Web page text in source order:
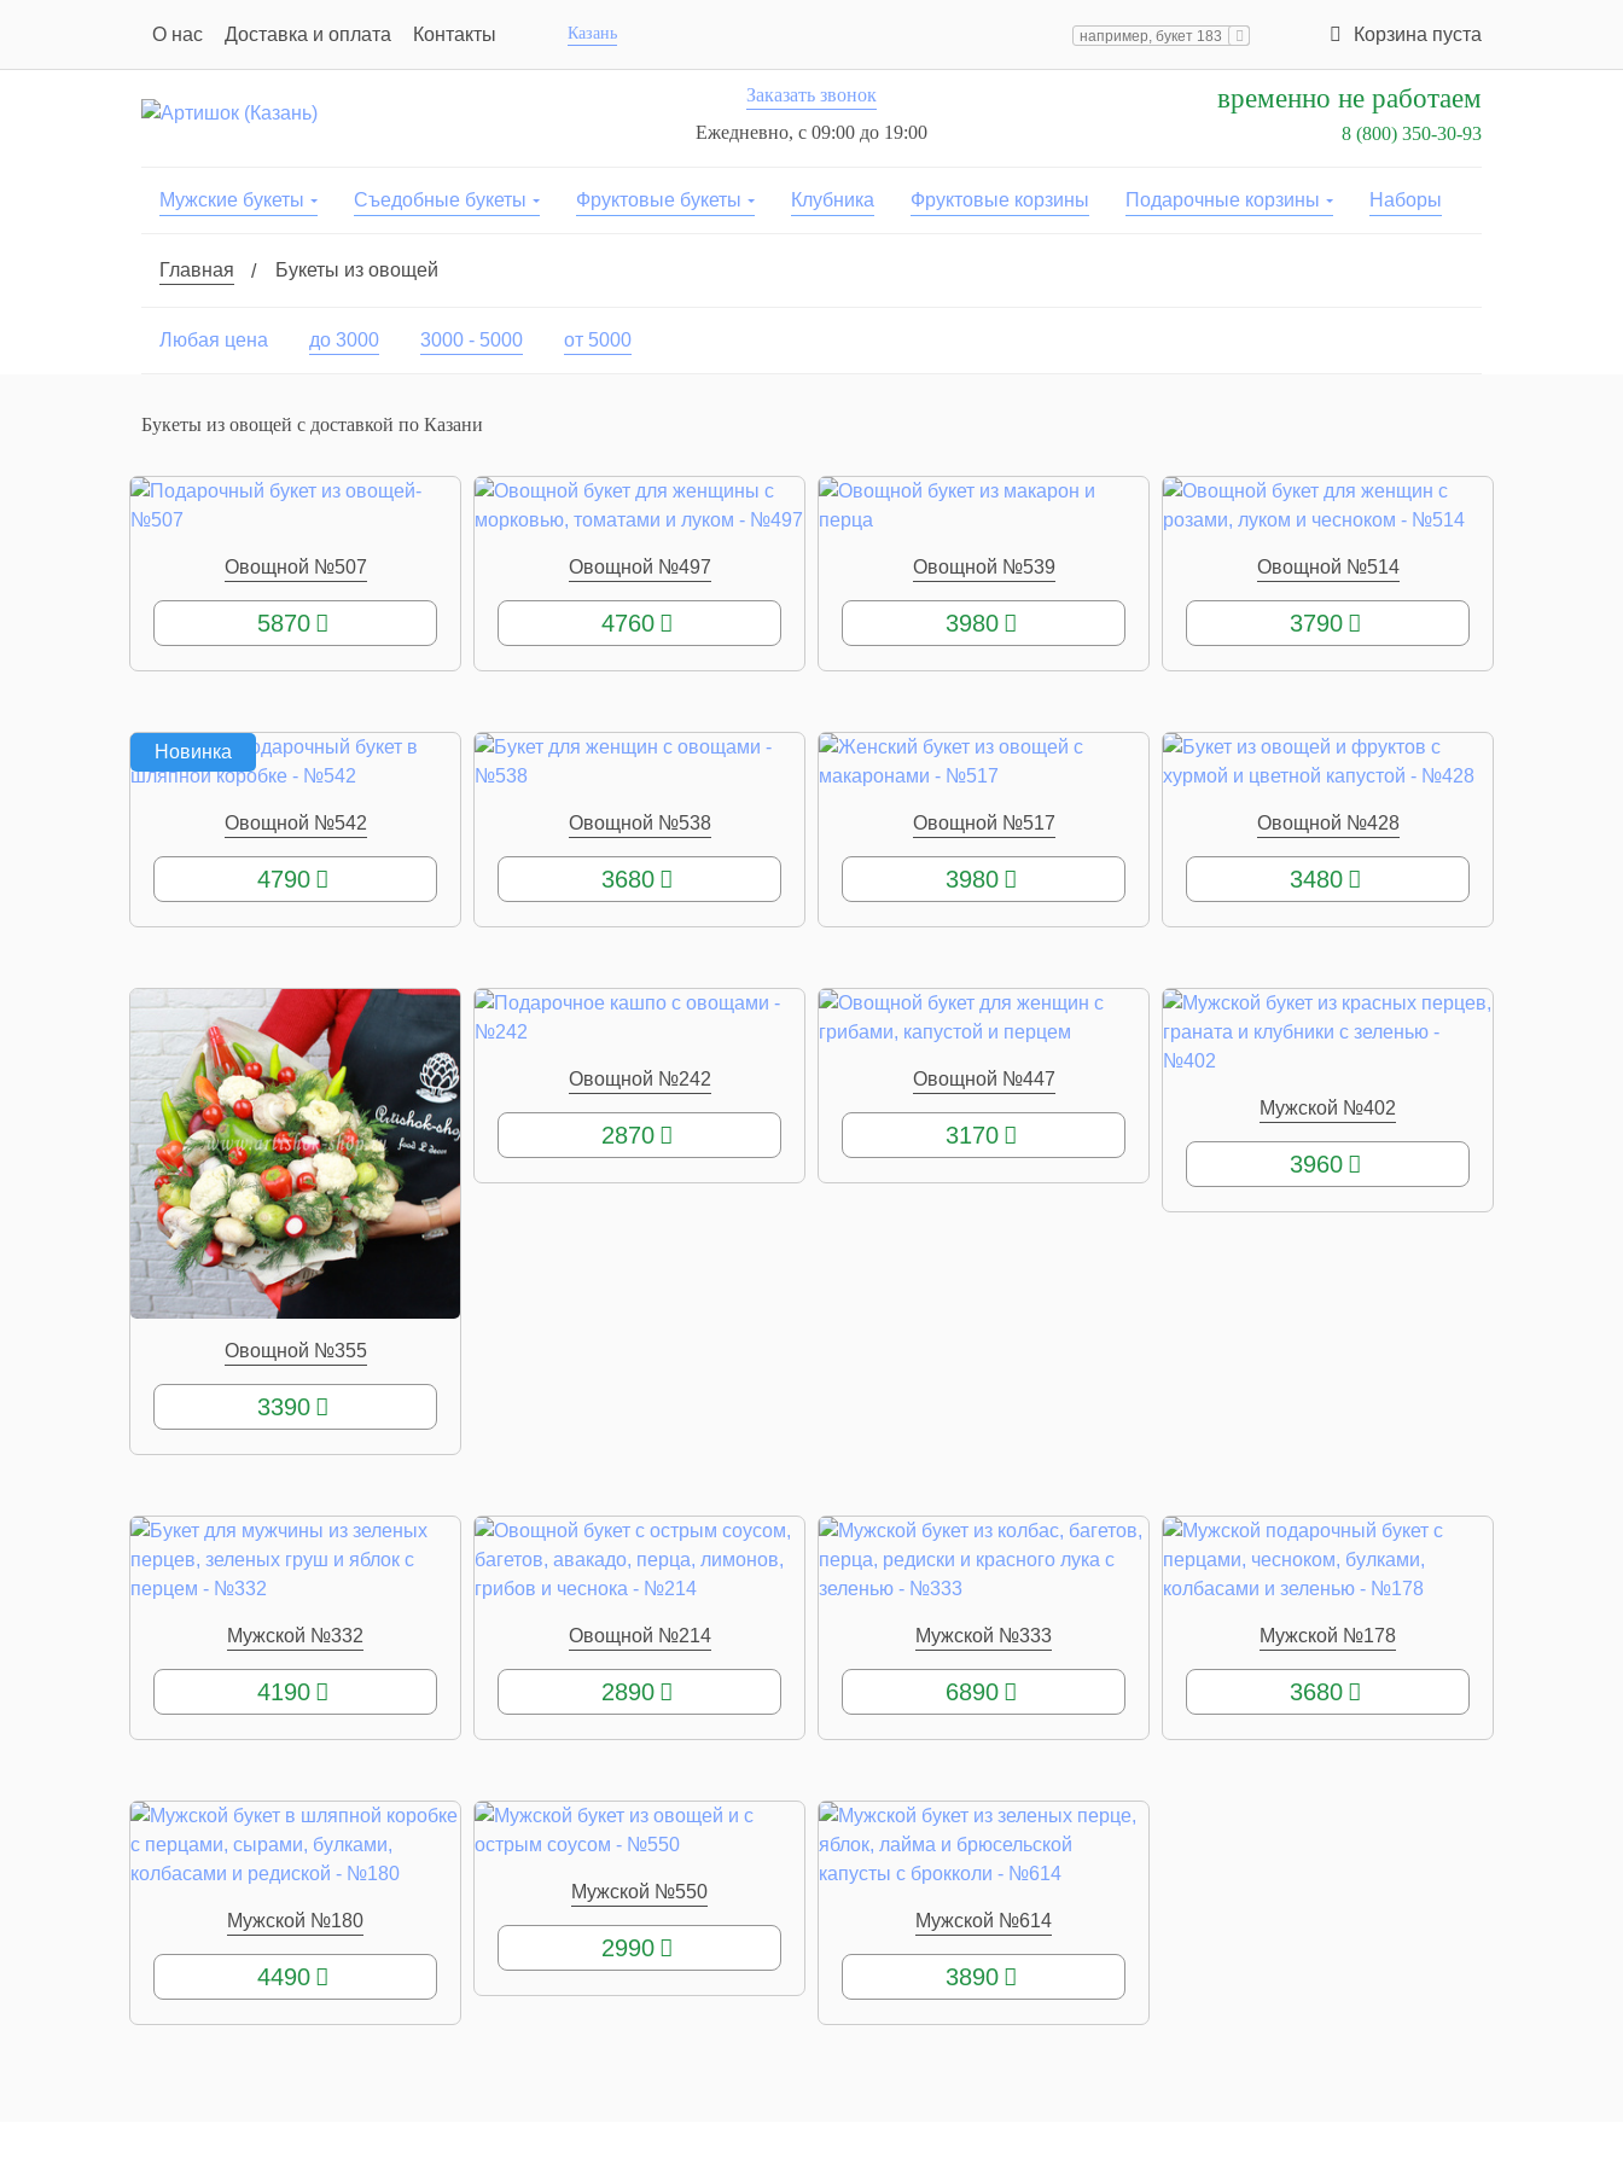
О нас Доставка и оплата Контакты Казань Корзина пуста
Заказать звонок
Ежедневно, с 09:00 до 19:00
временно не работаем
8 (800) 350-30-93
Мужские букеты Съедобные букеты Фруктовые букеты Клубника Фруктовые корзины Подарочные корзины Наборы
Главная Букеты из овощей
Любая цена до 3000 3000 - 5000 от 5000
Букеты из овощей с доставкой по Казани
Овощной №507
КУПИТЬ
5870
Овощной №497
КУПИТЬ
4760
Овощной №539
КУПИТЬ
3980
Овощной №514
КУПИТЬ
3790
Новинка
Овощной №542
КУПИТЬ
4790
Овощной №538
КУПИТЬ
3680
Овощной №517
КУПИТЬ
3980
Овощной №428
КУПИТЬ
3480
Овощной №355
КУПИТЬ
3390
Овощной №242
КУПИТЬ
2870
Овощной №447
КУПИТЬ
3170
Мужской №402
КУПИТЬ
3960
Мужской №332
КУПИТЬ
4190
Овощной №214
КУПИТЬ
2890
Мужской №333
КУПИТЬ
6890
Мужской №178
КУПИТЬ
3680
Мужской №180
КУПИТЬ
4490
Мужской №550
КУПИТЬ
2990
Мужской №614
КУПИТЬ
3890